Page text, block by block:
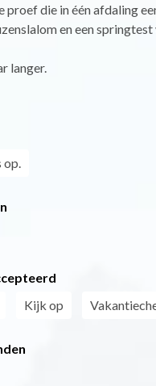
die in één afdaling
en een springtest
langer.
Kijk op